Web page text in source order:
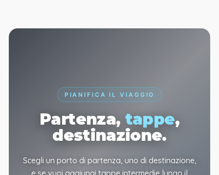
PIANIFICA IL VIAGGIO
Partenza, tappe,
destinazione.
Scegli un porto di partenza, uno di destinazione,
e se vuoi aggiungi tappe intermedie lungo il